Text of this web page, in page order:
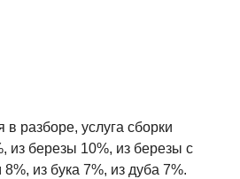
в разборе, услуга сборки
из березы 10%, из березы с
из бука 7%, из дуба 7%.